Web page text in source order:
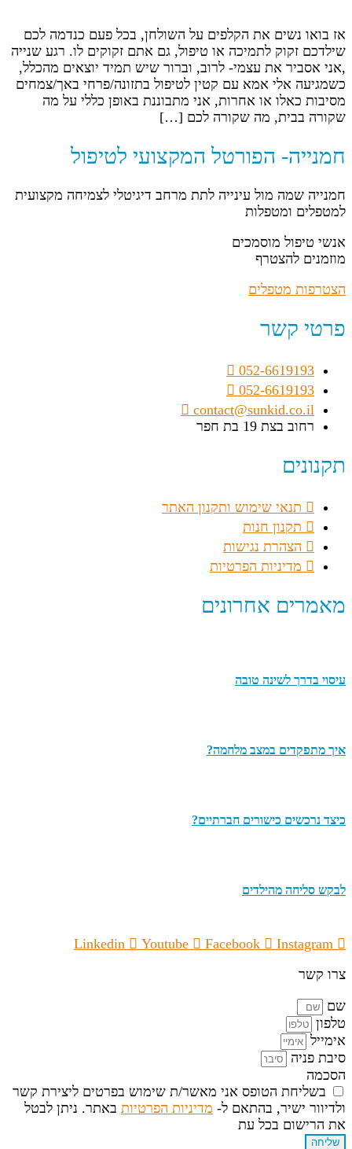
אז בואו נשים את הקלפים על השולחן, בכל פעם כנדמה לכם
שילדכם זקוק לתמיכה או טיפול, גם אתם זקוקים לו. רגע שנייה
,אני אסביר את עצמי- לרוב, וברור שיש תמיד יוצאים מהכלל,
כשמגיעה אלי אמא עם קטין לטיפול בתזונה/פרחי באך/צמחים
מסיבות כאלו או אחרות, אני מתבוננת באופן כללי על מה
שקורה בבית, מה שקורה לכם […]
חמנייה- הפורטל המקצועי לטיפול
חמנייה שמה מול עינייה לתת מרחב דיגיטלי לצמיחה מקצועית
למטפלים ומטפלות
אנשי טיפול מוסמכים
מוזמנים להצטרף
הצטרפות מטפלים
פרטי קשר
052-6619193
052-6619193
contact@sunkid.co.il
רחוב בצת 19 בת חפר
תקנונים
תנאי שימוש ותקנון האתר
תקנון חנות
הצהרת נגישות
מדיניות הפרטיות
מאמרים אחרונים
עיסוי בדרך לשינה טובה
איך מתפקדים במצב מלחמה?
כיצד נרכשים כישורים חברתיים?
לבקש סליחה מהילדים
Linkedin Youtube Facebook
Instagram
צרו קשר
שם
טלפון
אימייל
סיבת פניה
הסכמה
בשליחת הטופס אני מאשר/ת שימוש בפרטים ליצירת קשר
ולדיוור ישיר, בהתאם ל- מדיניות הפרטיות באתר. ניתן לבטל
את הרישום בכל עת
שליחה